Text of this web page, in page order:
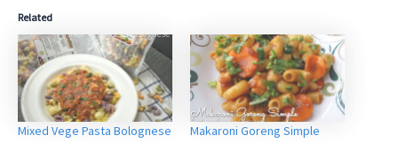
Related
Mixed Vege Pasta Bolognese
Makaroni Goreng Simple